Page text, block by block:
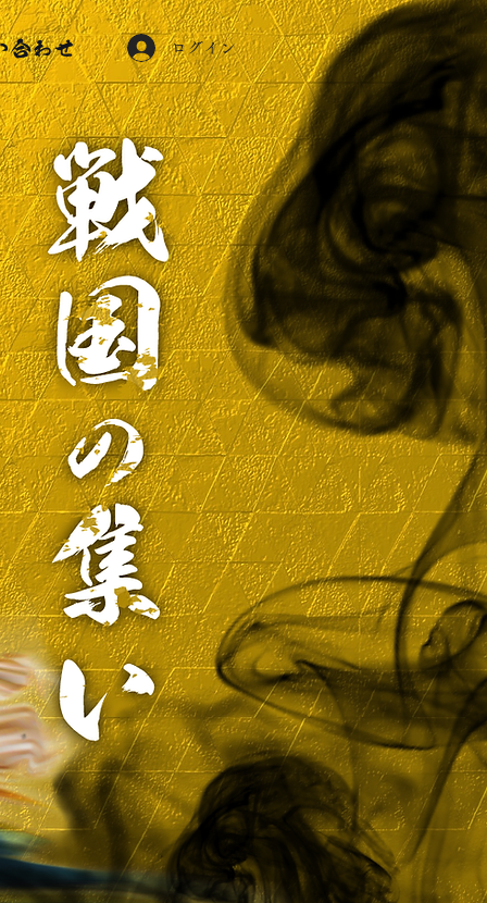
合わせ ログイン